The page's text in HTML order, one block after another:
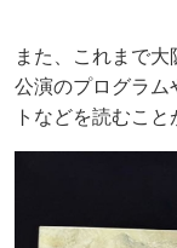
また、これまで
公演のプログラム
トなどを読むこと